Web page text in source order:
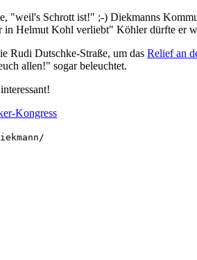
Schrott ist!" ;-) Diekmanns
Helmut Kohl verliebt" Köhler dürfte er
Rudi Dutschke-Straße, um das Relief an
allen!" sogar beleuchtet.
Kongress